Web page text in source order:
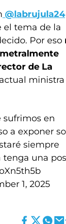
@labrujula24
el tema de la
Por eso
de La
ministra
sufrimos en
a exponer
siempre
tenga una
1, 2025